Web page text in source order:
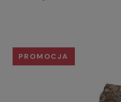
PROMOCJA